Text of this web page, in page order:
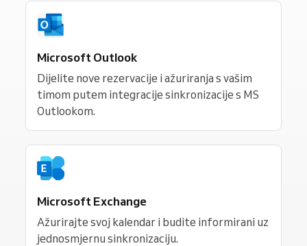
Microsoft Outlook
Dijelite nove rezervacije i ažuriranja s vašim
timom putem integracije sinkronizacije s MS
Outlookom.
Microsoft Exchange
Ažurirajte svoj kalendar i budite informirani uz
jednosmjernu sinkronizaciju.